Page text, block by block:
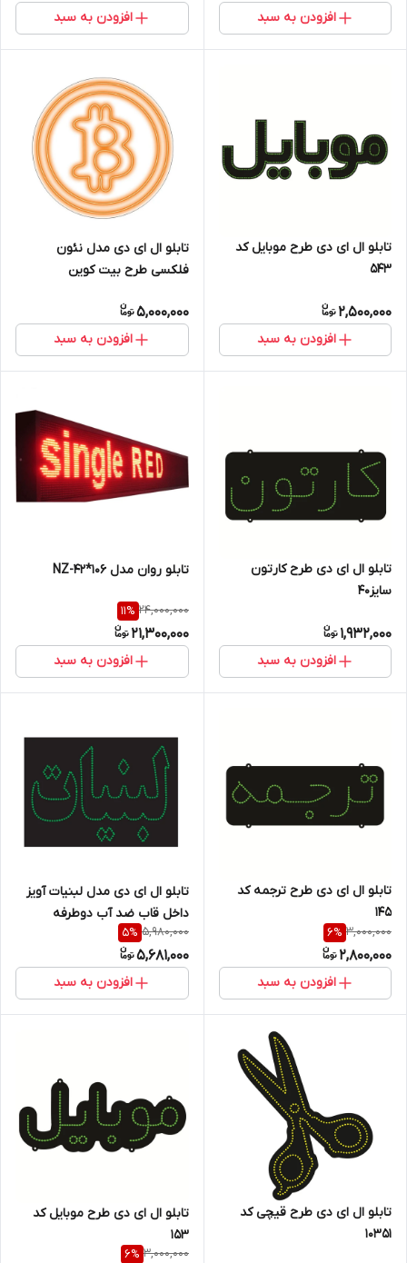
افزودن به سبد افزودن به سبد
تابلو ال ای دی طرح موبایل کد
۵۴۳
2,500,000
افزودن به سبد
تابلو ال ای دی مدل نئون
فلکسی طرح بیت کوین
5,000,000
افزودن به سبد
تابلو ال ای دی طرح کارتون
سایز40
1,932,000
افزودن به سبد
تابلو روان مدل NZ-42*106
24,000,000
11%
21,300,000
افزودن به سبد
تابلو ال ای دی طرح ترجمه کد
۱۴۵
3,000,000
6%
2,800,000
افزودن به سبد
تابلو ال ای دی مدل لبنیات آویز
داخل قاب ضد آب دوطرفه
5,980,000
5%
5,681,000
افزودن به سبد
تابلو ال ای دی طرح قیچی کد
10351
تابلو ال ای دی طرح موبایل کد
۱۵۳
3,000,000
6%